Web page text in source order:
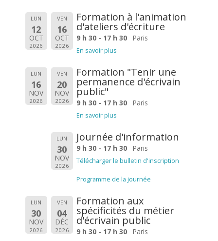
LUN
12
OCT
2026
VEN
16
OCT
2026
Formation à l'animation
d'ateliers d'écriture
9 h 30 - 17 h 30 Paris
En savoir plus
LUN
16
NOV
2026
VEN
20
NOV
2026
Formation "Tenir une
permanence d'écrivain
public"
9 h 30 - 17 h 30 Paris
En savoir plus
LUN
30
NOV
2026
Journée d'information
9 h 30 - 17 h 30 Paris
Télécharger le bulletin d'inscription
Programme de la journée
LUN
30
NOV
2026
VEN
04
DÉC
2026
Formation aux
spécificités du métier
d'écrivain public
9 h 30 - 17 h 30 Paris